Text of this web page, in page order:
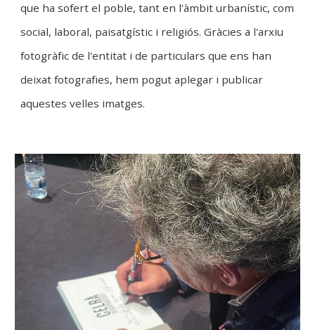
que ha sofert el poble, tant en l'àmbit urbanístic, com
social, laboral, paisatgístic i religiós. Gràcies a l'arxiu
fotogràfic de l'entitat i de particulars que ens han
deixat fotografies, hem pogut aplegar i publicar
aquestes velles imatges.